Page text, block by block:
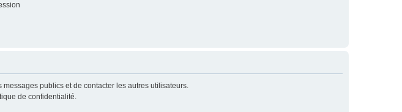
publics et de contacter les autres utilisateurs.
de confidentialité.